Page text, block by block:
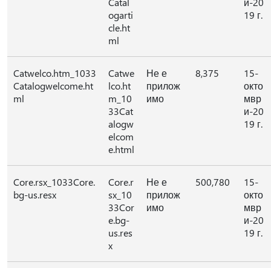
ogarti
cle.ht
ml
19 г.
Catwelco.htm_1033
Catalogwelcome.ht
ml
Catwe
lco.ht
m_10
33Cat
alogw
elcom
e.html
Не е
прилож
имо
8,375
15-
окто
мвр
и-20
19 г.
Core.rsx_1033Core.
bg-us.resx
Core.r
sx_10
33Cor
e.bg-
us.res
x
Не е
прилож
имо
500,780
15-
окто
мвр
и-20
19 г.